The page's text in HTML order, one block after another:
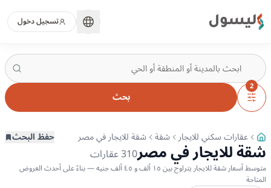
ليسول تسجيل دخول
2
بحث
عقارات سكني للايجار شقة شقة للايجار في مصر حفظ البحث
شقة للايجار في مصر310عقارات
متوسط أسعار شقة للايجار يتراوح بين ١٥ ألف و ٤٥ ألف جنيه — بناءً على أحدث العروض
المتاحة